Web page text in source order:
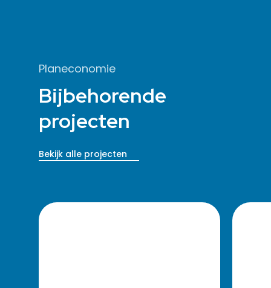
Planeconomie
Bijbehorende
projecten
Bekijk alle projecten